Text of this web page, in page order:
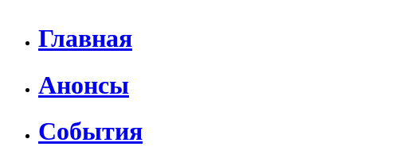
Главная
Анонсы
События